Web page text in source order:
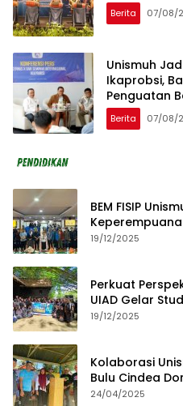
Berita 07/08/
Unismuh
Ikaprobsi,
Penguatan
Global
Berita 07/08/
BEM FISIP
dan Budaya
19/12/2025
Perkuat
UIAD Gelar
19/12/2025
Kolaborasi
Bulu Cindea
24/04/2025